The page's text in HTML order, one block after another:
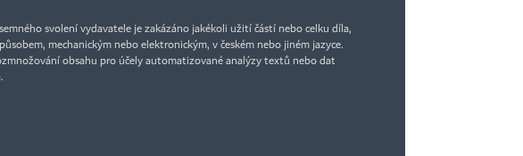
svolení vydavatele je zakázáno jakékoli užití částí nebo celku díla,
mechanickým nebo elektronickým, v českém nebo jiném jazyce.
obsahu pro účely automatizované analýzy textů nebo dat